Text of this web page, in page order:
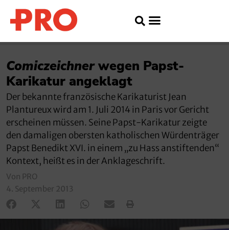
Comiczeichnerwegen Papst-
Karikatur angeklagt
Der bekannte französische Karikaturist Jean
Plantureux wird am 1. Juli 2014 in Paris vor Gericht
erscheinen müssen. Seine Papst-Karikatur zeigte
den damaligen obersten katholischen Würdenträger
Papst Benedikt XVI. in einem „zu Hass anstiftenden“
Kontext, heißt es in der Anklageschrift.
Von PRO
4. September 2013